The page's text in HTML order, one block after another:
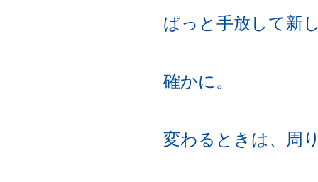
ぱっと手放して新
確かに。
変わるときは、周